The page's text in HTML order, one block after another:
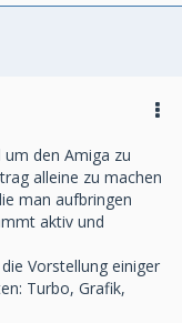
um den Amiga zu
alleine zu machen
man aufbringen
aktiv und
Vorstellung einiger
Turbo, Grafik,